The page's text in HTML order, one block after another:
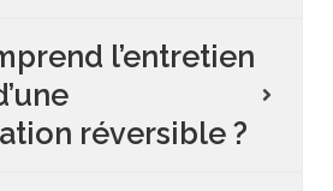
l’entretien
réversible ?